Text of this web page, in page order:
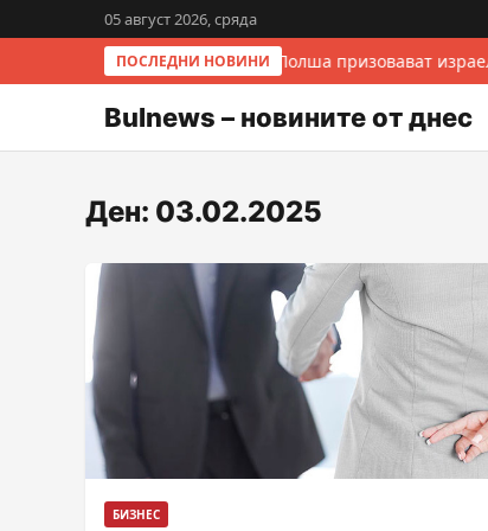
05 август 2026, сряда
ПОСЛЕДНИ НОВИНИИталия и Полша призовават
Bulnews – новините от днес
Ден: 03.02.2025
БИЗНЕС